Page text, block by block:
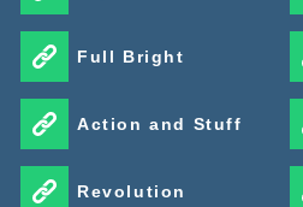
Full Bright
Action and Stuff
Revolution